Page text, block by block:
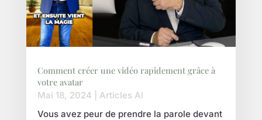
Comment créer une vidéo rapidement grâce à
votre avatar
Mai 18, 2024
Articles AI
Vous avez peur de prendre la parole devant